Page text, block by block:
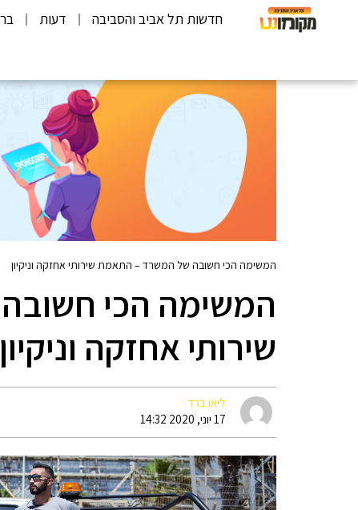
חדשות תל אביב והסביבה דעות
המשימה הכי חשובה של המשרד – התאמת שירותי אחזקה וניקיון
המשימה הכי
שירותי אחזקה וניקיון
ליאו ברד
17 יוני, 2020 14:32